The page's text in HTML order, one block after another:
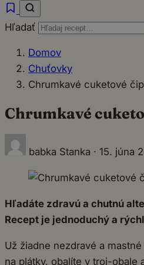
Hľadať
Domov
Chuťovky
Chrumkavé cuketové
Chrumkavé
babka Stanka · 15. júna
Hľadáte zdravú a chutnú
Recept je jednoduchý a
Už žiadne nezdravé a
na plátky, obalíte v troj-obale